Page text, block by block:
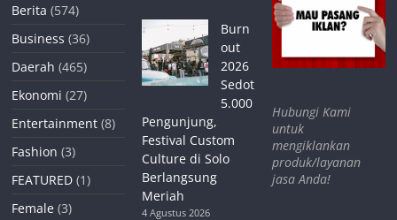
Berita (574)
Business (36)
Daerah (465)
Ekonomi (27)
Entertainment (8)
Fashion (3)
FEATURED (1)
Female (3)
Burn
out
2026
Sedot
5.000
Pengunjung,
Festival Custom
Culture di Solo
Berlangsung
Meriah
4 Agustus 2026
Hubungi Kami
untuk
mengiklankan
produk/layanan
jasa Anda!